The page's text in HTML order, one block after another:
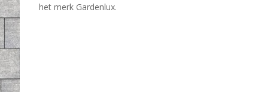
het merk Gardenlux.